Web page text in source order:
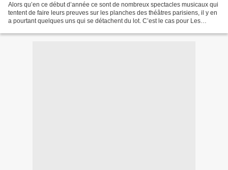
Alors qu’en ce début d’année ce sont de nombreux spectacles musicaux qui
tentent de faire leurs preuves sur les planches des théâtres parisiens, il y en
a pourtant quelques uns qui se détachent du lot. C’est le cas pour Les